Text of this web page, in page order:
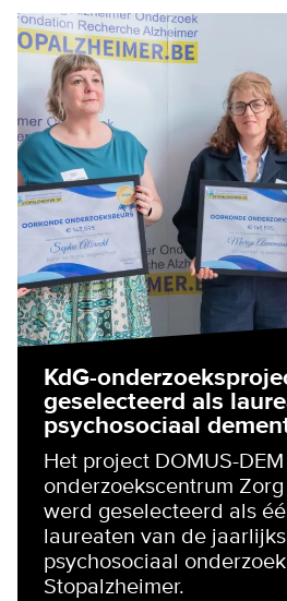
KdG-
geselecteerd als
psychosociaal
Het project DOMUS-
onderzoekscentrum
werd geselecteerd als
laureaten van de
psychosociaal
Stopalzheimer.